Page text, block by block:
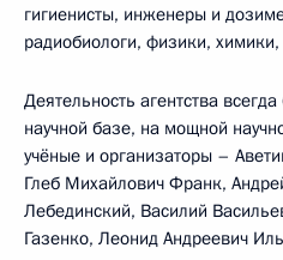
гигиенисты, инженеры и
радиобиологи, физики,
Деятельность агентства
научной базе, на мощной
учёные и организаторы –
Глеб Михайлович Франк,
Лебединский, Василий
Газенко, Леонид Андреевич